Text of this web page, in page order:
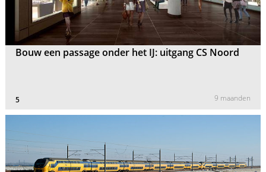
Bouw een passage onder het IJ: uitgang CS Noord
5 9 maanden